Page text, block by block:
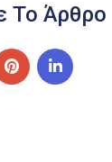
Το Άρθρο